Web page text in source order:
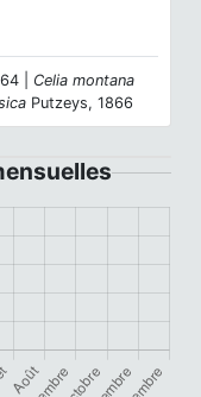
| Celia montana
Putzeys, 1866